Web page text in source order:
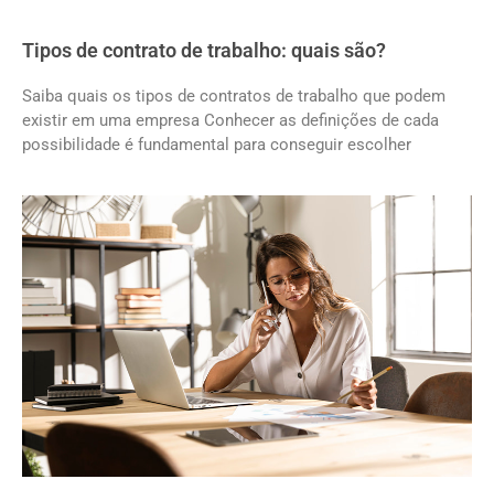
Tipos de contrato de trabalho: quais são?
Saiba quais os tipos de contratos de trabalho que podem
existir em uma empresa Conhecer as definições de cada
possibilidade é fundamental para conseguir escolher